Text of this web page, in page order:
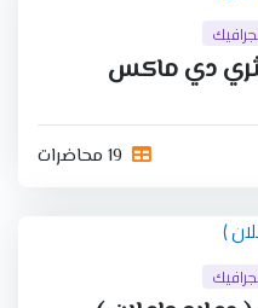
دي ماكس
19 محاضرات